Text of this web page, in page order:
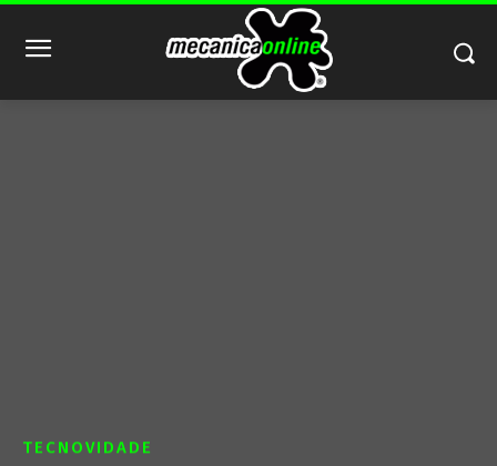
TECNOVIDADE